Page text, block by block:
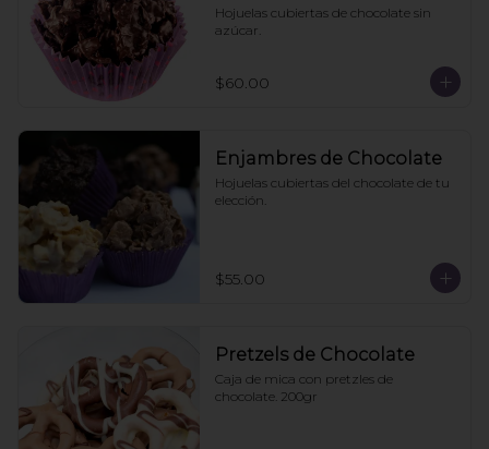
Hojuelas cubiertas de chocolate sin
azúcar.
$60.00
Enjambres de Chocolate
Hojuelas cubiertas del chocolate de tu
elección.
$55.00
Pretzels de Chocolate
Caja de mica con pretzles de
chocolate. 200gr